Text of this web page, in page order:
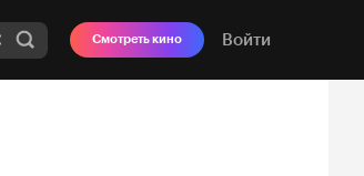
Смотреть кино Войти